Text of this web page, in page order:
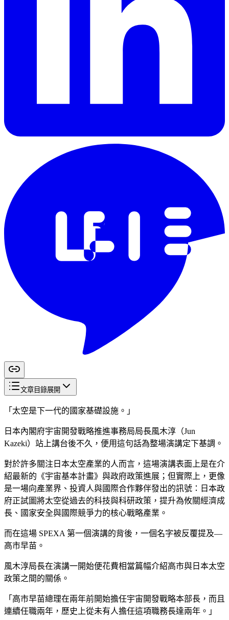
文章目錄展開
「太空是下一代的國家基礎設施。」
日本內閣府宇宙開發戰略推進事務局局長風木淳（Jun
Kazeki）站上講台後不久，便用這句話為整場演講定下基調。
對於許多關注日本太空產業的人而言，這場演講表面上是在介
紹最新的《宇宙基本計畫》與政府政策進展；但實際上，更像
是一場向產業界、投資人與國際合作夥伴發出的訊號：日本政
府正試圖將太空從過去的科技與科研政策，提升為攸關經濟成
長、國家安全與國際競爭力的核心戰略產業。
而在這場 SPEXA 第一個演講的背後，一個名字被反覆提及—
高市早苗。
風木淳局長在演講一開始便花費相當篇幅介紹高市與日本太空
政策之間的關係。
「高市早苗總理在兩年前開始擔任宇宙開發戰略本部長，而且
連續任職兩年，歷史上從未有人擔任這項職務長達兩年。」